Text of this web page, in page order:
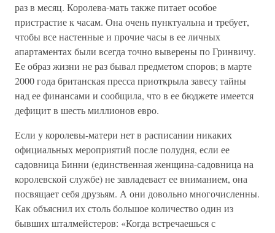
раз в месяц. Королева-мать также питает особое
пристрастие к часам. Она очень пунктуальна и требует,
чтобы все настенные и прочие часы в ее личных
апартаментах были всегда точно выверены по Гринвичу.
Ее образ жизни не раз бывал предметом споров; в марте
2000 года британская пресса приоткрыла завесу тайны
над ее финансами и сообщила, что в ее бюджете имеется
дефицит в шесть миллионов евро.
Если у королевы-матери нет в расписании никаких
официальных мероприятий после полудня, если ее
садовница Бинни (единственная женщина-садовница на
королевской службе) не завладевает ее вниманием, она
посвящает себя друзьям. А они довольно многочисленны.
Как объяснил их столь большое количество один из
бывших шталмейстеров: «Когда встречаешься с